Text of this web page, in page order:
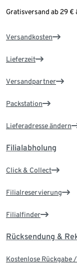
Gratisversand ab 29 €
Versandkosten
Lieferzeit
Versandpartner
Packstation
Lieferadresse ändern
Filialabholung
Click & Collect
Filialreservierung
Filialfinder
Rücksendung &
Kostenlose Rückgabe